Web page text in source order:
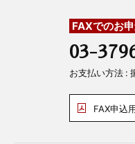
FAXでのお
03-
お支払い方法 :
FAX申込